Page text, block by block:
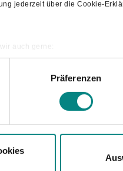
jederzeit über die Cookie-
auch gerne:
nach bestimmten
Ihre persönlichen Daten
Präferenzen
spezialisierte
Neues
Dem
Bürgermeister
Ordnung und
künftig durch
Aufgabe für den